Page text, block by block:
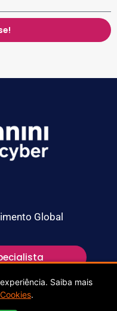
Global
Saiba mais
.